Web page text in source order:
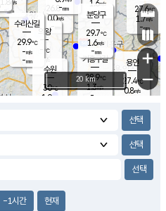
26.8℃
0.0m/s
- mm
용인
27.4℃
0.8m/s
27.6℃
1.7m/s
-mm
의왕
- ℃
m/s
mm
m/s
-mm
1.6m/s
-mm
-mm
기흥구갈
28.9℃
1.3m/s
-
수리산길
29.9℃
-m/s
-mm
분당구
29.7℃
1.6m/s
-mm
수원
30℃
1.9m/s
+
−
20 km
-1시간 현재